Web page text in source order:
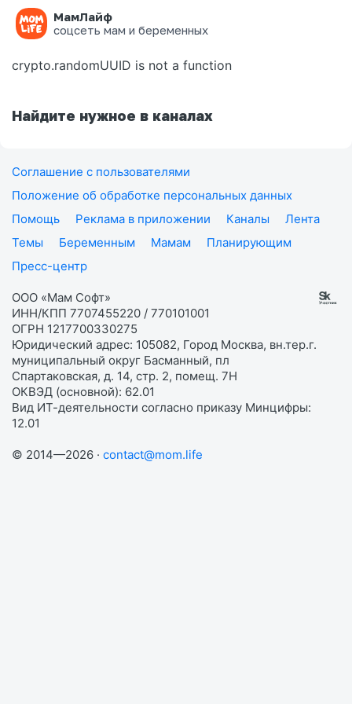
МамЛайф
соцсеть мам и беременных
Ошибка на странице
crypto.randomUUID is not a function
Найдите нужное в каналах
Соглашение с пользователями
Положение об обработке персональных данных
Помощь
Реклама в приложении Каналы
Лента
Темы
Беременным Мамам
Планирующим
Пресс-центр
ООО «Мам Софт»
ИНН/КПП 7707455220 / 770101001
ОГРН 1217700330275
Юридический адрес: 105082, Город Москва, вн.тер.г.
муниципальный округ Басманный, пл
Спартаковская, д. 14, стр. 2, помещ. 7Н
ОКВЭД (основной): 62.01
Вид ИТ-деятельности согласно приказу Минцифры:
12.01
© 2014—2026 · contact@mom.life